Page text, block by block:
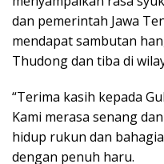
dan pemerintah Jawa
mendapat sambutan
Thudong dan tiba di
“Terima kasih kepada
Kami merasa senang
hidup rukun dan
dengan penuh haru.